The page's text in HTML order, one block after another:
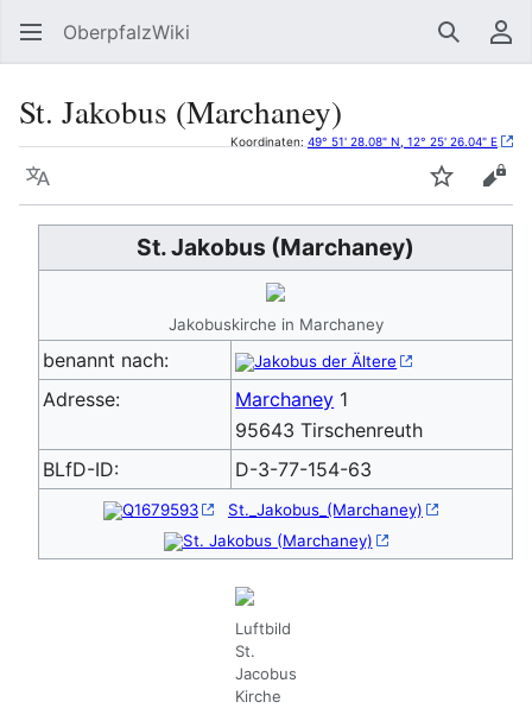
OberpfalzWiki Suchen
St. Jakobus (Marchaney)
Sprache
Koordinaten: 49° 51' 28.08" N, 12° 25' 26.04" E
St. Jakobus (Marchaney)
Jakobuskirche in Marchaney
benannt nach: Jakobus der Ältere
Adresse: Marchaney 1
95643 Tirschenreuth
BLfD-ID:
D-3-77-154-63
Q1679593
St._Jakobus_(Marchaney)
St. Jakobus (Marchaney)
Luftbild
St.
Jacobus
Kirche